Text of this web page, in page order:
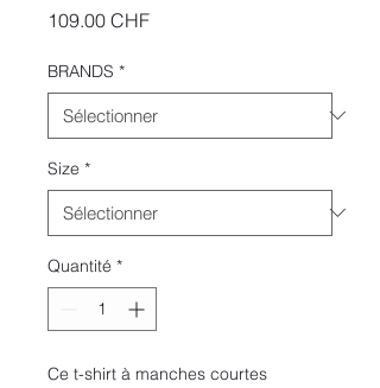
109.00 CHFPrix
BRANDS *
Size *
Quantité *
Ce t-shirt à manches courtes